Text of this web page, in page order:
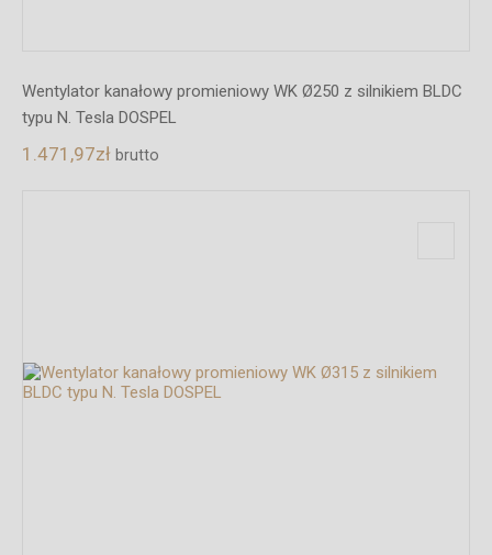
Wentylator kanałowy promieniowy WK Ø250 z silnikiem BLDC
typu N. Tesla DOSPEL
1.471,97zł brutto